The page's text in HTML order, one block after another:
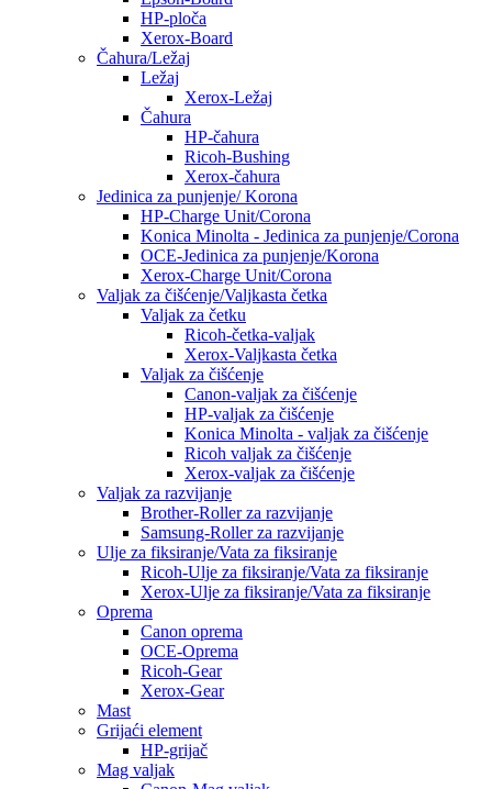
HP-ploča
Xerox-Board
Čahura/Ležaj
Ležaj
Xerox-Ležaj
Čahura
HP-čahura
Ricoh-Bushing
Xerox-čahura
Jedinica za punjenje/ Korona
HP-Charge Unit/Corona
Konica Minolta - Jedinica za punjenje/Corona
OCE-Jedinica za punjenje/Korona
Xerox-Charge Unit/Corona
Valjak za čišćenje/Valjkasta četka
Valjak za četku
Ricoh-četka-valjak
Xerox-Valjkasta četka
Valjak za čišćenje
Canon-valjak za čišćenje
HP-valjak za čišćenje
Konica Minolta - valjak za čišćenje
Ricoh valjak za čišćenje
Xerox-valjak za čišćenje
Valjak za razvijanje
Brother-Roller za razvijanje
Samsung-Roller za razvijanje
Ulje za fiksiranje/Vata za fiksiranje
Ricoh-Ulje za fiksiranje/Vata za fiksiranje
Xerox-Ulje za fiksiranje/Vata za fiksiranje
Oprema
Canon oprema
OCE-Oprema
Ricoh-Gear
Xerox-Gear
Mast
Grijaći element
HP-grijač
Mag valjak